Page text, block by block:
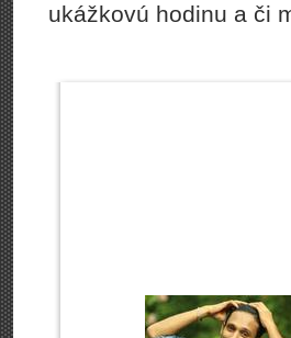
ukážkovú hodinu a či